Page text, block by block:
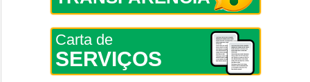
Carta de
SERVIÇOS